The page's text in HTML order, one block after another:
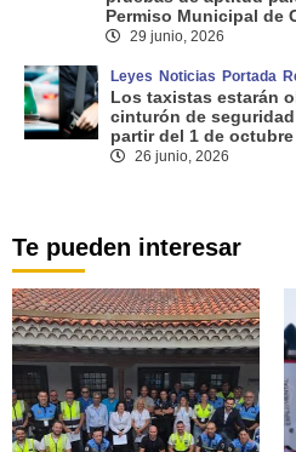
Permiso Municipal de
29 junio, 2026
Leyes Noticias Portada
Los taxistas estarán
cinturón de
partir del 1 de octubre
26 junio, 2026
Te pueden interesar